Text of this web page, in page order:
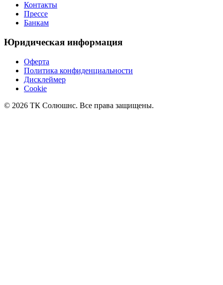
Контакты
Прессе
Банкам
Юридическая информация
Оферта
Политика конфиденциальности
Дисклеймер
Cookie
© 2026 ТК Солюшнс. Все права защищены.